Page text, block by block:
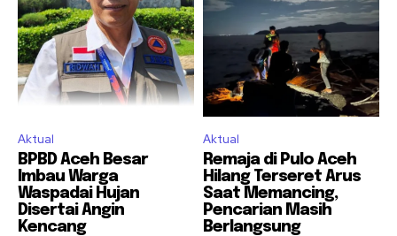
Aktual
BPBD Aceh Besar
Imbau Warga
Waspadai Hujan
Disertai Angin
Kencang
Aktual
Remaja di Pulo Aceh
Hilang Terseret Arus
Saat Memancing,
Pencarian Masih
Berlangsung